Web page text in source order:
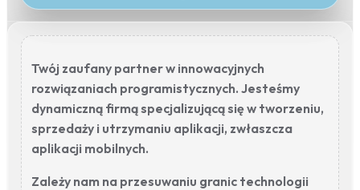
Twój zaufany partner w innowacyjnych
rozwiązaniach programistycznych. Jesteśmy
dynamiczną firmą specjalizującą się w tworzeniu,
sprzedaży i utrzymaniu aplikacji, zwłaszcza
aplikacji mobilnych.
Zależy nam na przesuwaniu granic technologii